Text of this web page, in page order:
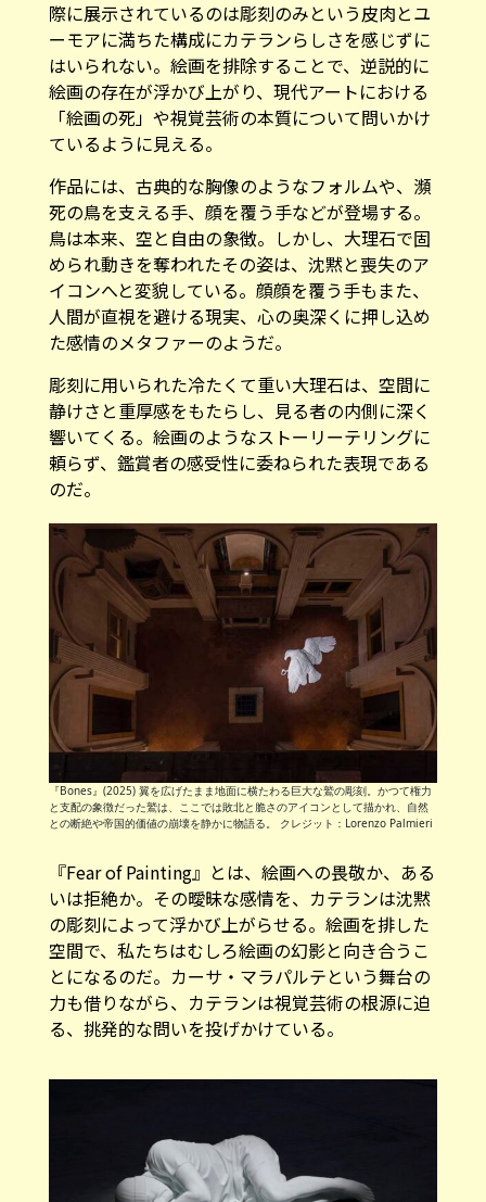
際に展示されているのは彫刻のみという皮肉とユ
ーモアに満ちた構成にカテランらしさを感じずに
はいられない。絵画を排除することで、逆説的に
絵画の存在が浮かび上がり、現代アートにおける
「絵画の死」や視覚芸術の本質について問いかけ
ているように見える。
作品には、古典的な胸像のようなフォルムや、瀕
死の鳥を支える手、顔を覆う手などが登場する。
鳥は本来、空と自由の象徴。しかし、大理石で固
められ動きを奪われたその姿は、沈黙と喪失のア
イコンへと変貌している。顔顔を覆う手もまた、
人間が直視を避ける現実、心の奥深くに押し込め
た感情のメタファーのようだ。
彫刻に用いられた冷たくて重い大理石は、空間に
静けさと重厚感をもたらし、見る者の内側に深く
響いてくる。絵画のようなストーリーテリングに
頼らず、鑑賞者の感受性に委ねられた表現である
のだ。
『Bones』(2025) 翼を広げたまま地面に横たわる巨大な鷲の彫刻。かつて権力
と支配の象徴だった鷲は、ここでは敗北と脆さのアイコンとして描かれ、自然
との断絶や帝国的価値の崩壊を静かに物語る。 クレジット：Lorenzo Palmieri
『Fear of Painting』とは、絵画への畏敬か、ある
いは拒絶か。その曖昧な感情を、カテランは沈黙
の彫刻によって浮かび上がらせる。絵画を排した
空間で、私たちはむしろ絵画の幻影と向き合うこ
とになるのだ。カーサ・マラパルテという舞台の
力も借りながら、カテランは視覚芸術の根源に迫
る、挑発的な問いを投げかけている。